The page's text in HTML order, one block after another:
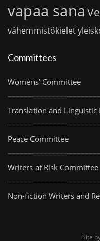
vapaa sana
vähemmistökielet
Committees
Womens’ Committee
Translation and Linguistic
Peace Committee
Writers at Risk Committee
Non-fiction Writers and
Site